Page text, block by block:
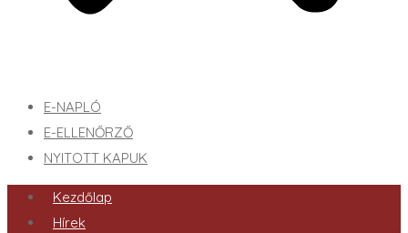
E-NAPLÓ
E-ELLENŐRZŐ
NYITOTT KAPUK
Kezdőlap
Hírek